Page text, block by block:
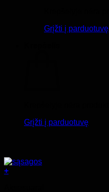
Grįžti į parduotuvę
Grįžti į parduotuvę
+